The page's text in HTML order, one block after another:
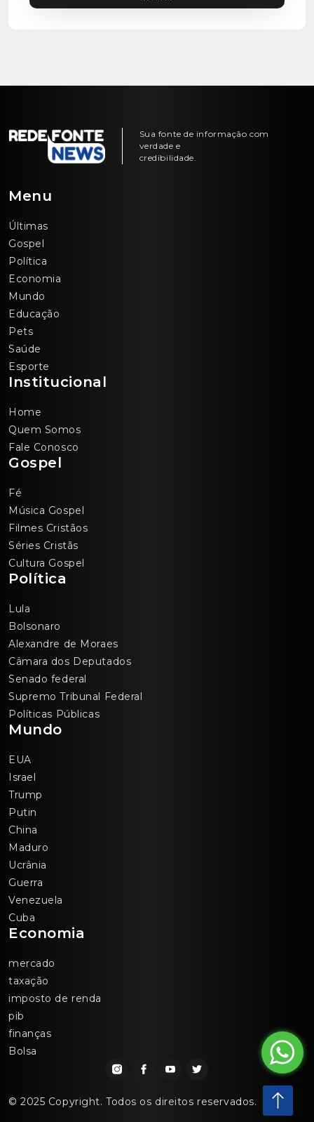
Sua fonte de informação com
verdade e
credibilidade.
Menu
Últimas
Gospel
Política
Economia
Mundo
Educação
Pets
Saúde
Esporte
Institucional
Home
Quem Somos
Fale Conosco
Gospel
Fé
Música Gospel
Filmes Cristãos
Séries Cristãs
Cultura Gospel
Política
Lula
Bolsonaro
Alexandre de Moraes
Câmara dos Deputados
Senado federal
Supremo Tribunal Federal
Políticas Públicas
Mundo
EUA
Israel
Trump
Putin
China
Maduro
Ucrânia
Guerra
Venezuela
Cuba
Economia
mercado
taxação
imposto de renda
pib
finanças
Bolsa
© 2025 Copyright. Todos os direitos reservados.